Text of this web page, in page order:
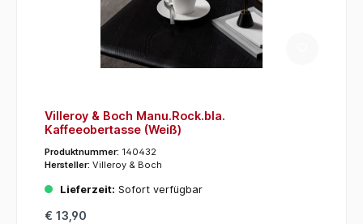
Villeroy & Boch Manu.Rock.bla.
Kaffeeobertasse (Weiß)
Produktnummer: 140432
Hersteller: Villeroy & Boch
Lieferzeit: Sofort verfügbar
€ 13,90